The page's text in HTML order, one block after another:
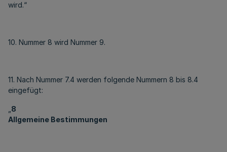
wird.“
10. Nummer 8 wird Nummer 9.
11. Nach Nummer 7.4 werden folgende Nummern 8 bis 8.4
eingefügt:
8
Allgemeine Bestimmungen